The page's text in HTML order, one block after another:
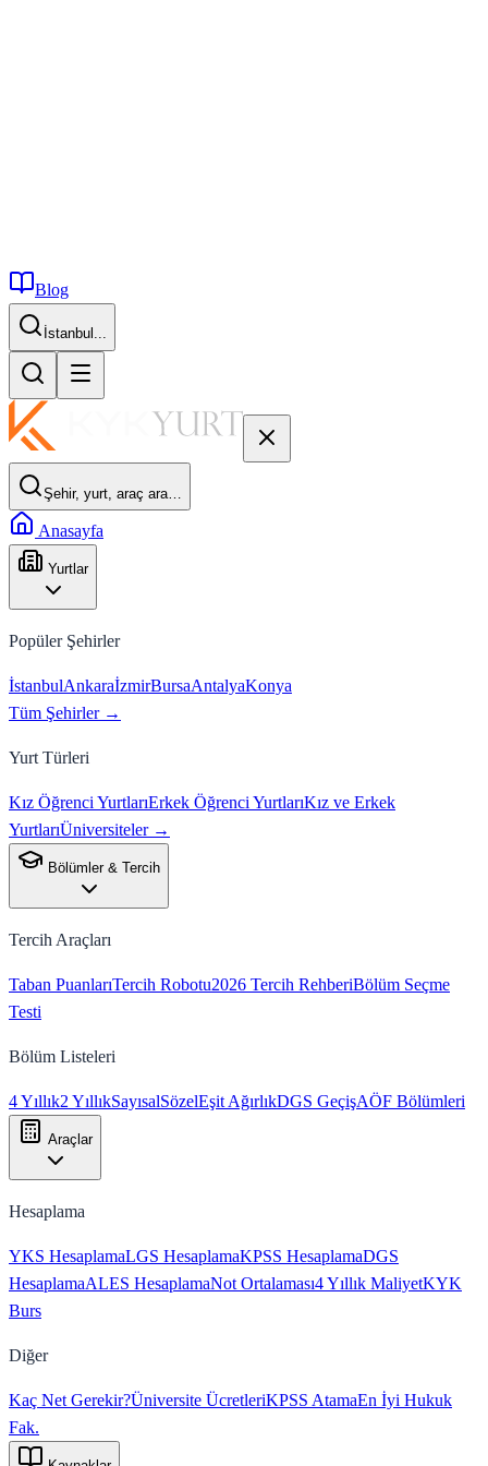
Blog
İstanbul...
Şehir, yurt, araç ara…
Anasayfa
Yurtlar
Popüler Şehirler
İstanbulAnkaraİzmirBursaAntalyaKonya
Tüm Şehirler →
Yurt Türleri
Kız Öğrenci YurtlarıErkek Öğrenci YurtlarıKız ve Erkek
YurtlarıÜniversiteler →
Bölümler & Tercih
Tercih Araçları
Taban PuanlarıTercih Robotu2026 Tercih RehberiBölüm Seçme
Testi
Bölüm Listeleri
4 Yıllık2 YıllıkSayısalSözelEşit AğırlıkDGS GeçişAÖF Bölümleri
Araçlar
Hesaplama
YKS HesaplamaLGS HesaplamaKPSS HesaplamaDGS
HesaplamaALES HesaplamaNot Ortalaması4 Yıllık MaliyetKYK
Burs
Diğer
Kaç Net Gerekir?Üniversite ÜcretleriKPSS AtamaEn İyi Hukuk
Fak.